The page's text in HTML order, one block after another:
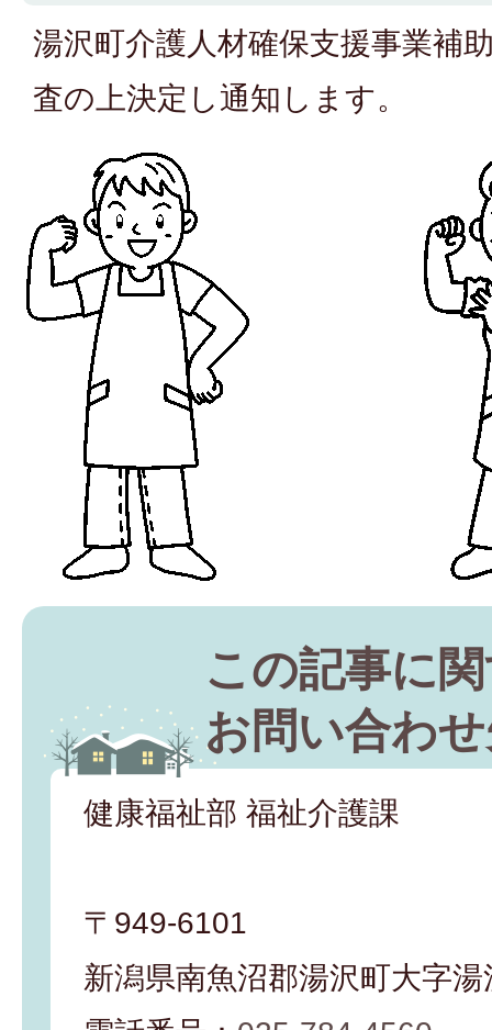
湯沢町介護人材確保支援事業補
査の上決定し通知します。
この記事に
お問い合わ
健康福祉部 福祉介護課
〒949-6101
新潟県南魚沼郡湯沢町大字